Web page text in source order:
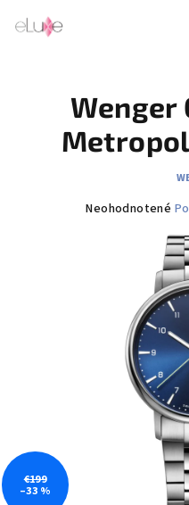
Wenger
Priemerné
hviezdičiek.
Neohodnotené
€199
–33 %